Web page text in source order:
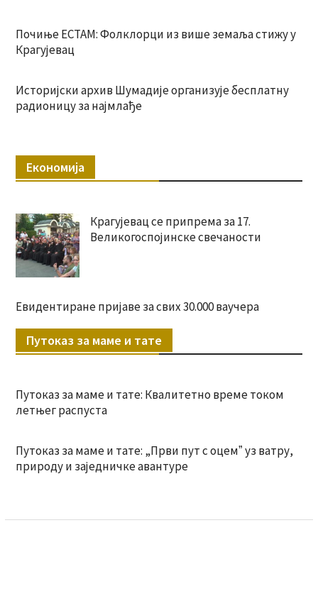
Почиње ЕСТАМ: Фолклорци из више земаља стижу у
Крагујевац
Историјски архив Шумадије организује бесплатну
радионицу за најмлађе
Економија
Крагујевац се припрема за 17.
Великогоспојинске свечаности
Евидентиране пријаве за свих 30.000 ваучера
Путоказ за маме и тате
Путоказ за маме и тате: Квалитетно време током
летњег распуста
Путоказ за маме и тате: „Први пут с оцемˮ уз ватру,
природу и заједничке авантуре